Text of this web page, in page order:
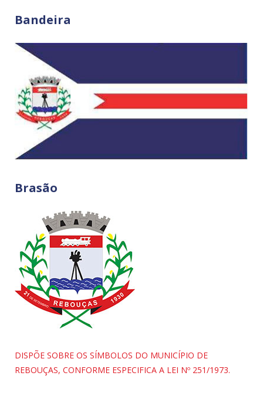
Bandeira
Brasão
DISPÕE SOBRE OS SÍMBOLOS DO MUNICÍPIO DE
REBOUÇAS, CONFORME ESPECIFICA A LEI Nº 251/1973.